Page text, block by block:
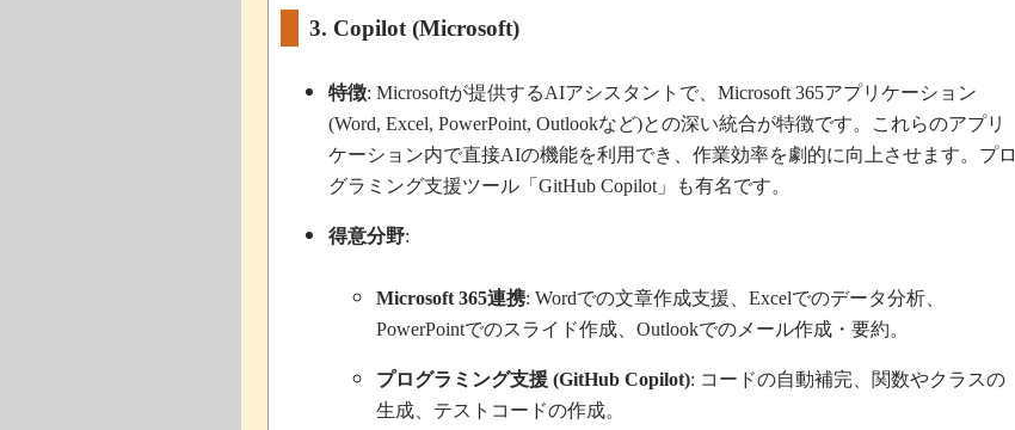
3. Copilot (Microsoft)
特徴: Microsoftが提供するAIアシスタントで、 Microsoft 365アプリケーション
(Word, Excel, PowerPoint, Outlookなど)との深い統合が特徴です。これらのアプリ
ケーション内で直接AIの機能を利用でき、作業効率を劇的に向上させます。プロ
グラミング支援ツール「GitHub Copilot」も有名です。
得意分野:
Microsoft 365連携: Wordでの文章作成支援、 Excelでのデータ分析、
PowerPointでのスライド作成、 Outlookでのメール作成・要約。
プログラミング支援 (GitHub Copilot): コードの自動補完、関数やクラスの
生成、テストコードの作成。